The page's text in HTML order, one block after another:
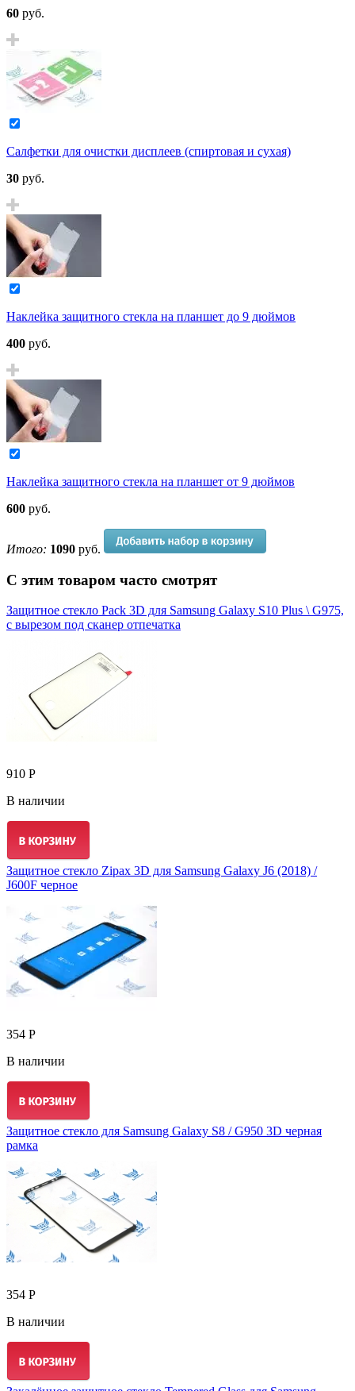
60 руб.
Салфетки для очистки дисплеев (спиртовая и сухая)
30 руб.
Наклейка защитного стекла на планшет до 9 дюймов
400 руб.
Наклейка защитного стекла на планшет от 9 дюймов
600 руб.
Итого: 1090 руб.
С этим товаром часто смотрят
Защитное стекло Pack 3D для Samsung Galaxy S10 Plus \ G975,
с вырезом под сканер отпечатка
910 Р
В наличии
Защитное стекло Zipax 3D для Samsung Galaxy J6 (2018) /
J600F черное
354 Р
В наличии
Защитное стекло для Samsung Galaxy S8 / G950 3D черная
рамка
354 Р
В наличии